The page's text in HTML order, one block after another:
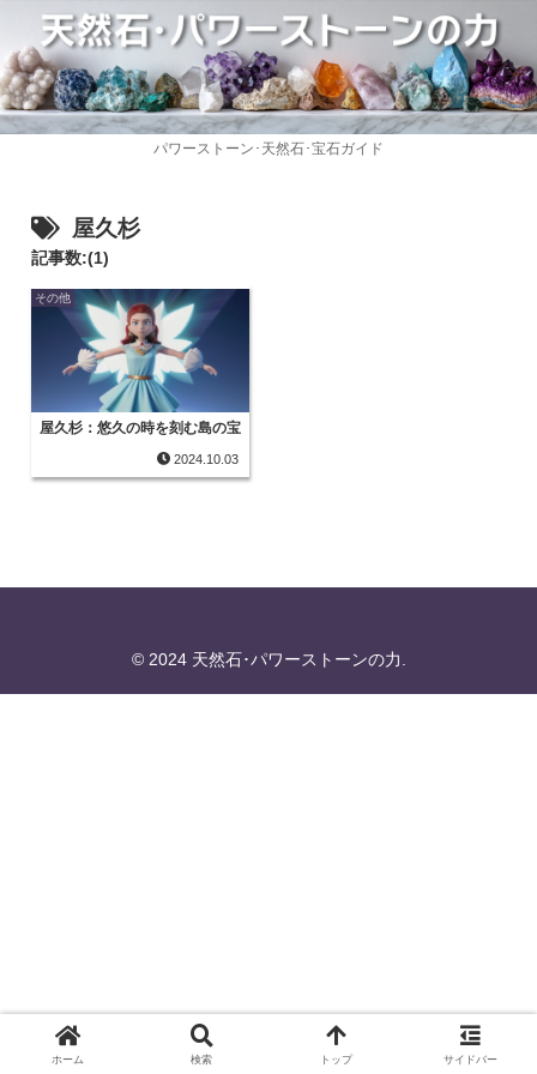
パワーストーン･天然石･宝石ガイド
屋久杉
記事数:(1)
その他
屋久杉：悠久の時を刻む島の宝
2024.10.03
© 2024 天然石･パワーストーンの力.
ホーム 検索 トップ サイドバー